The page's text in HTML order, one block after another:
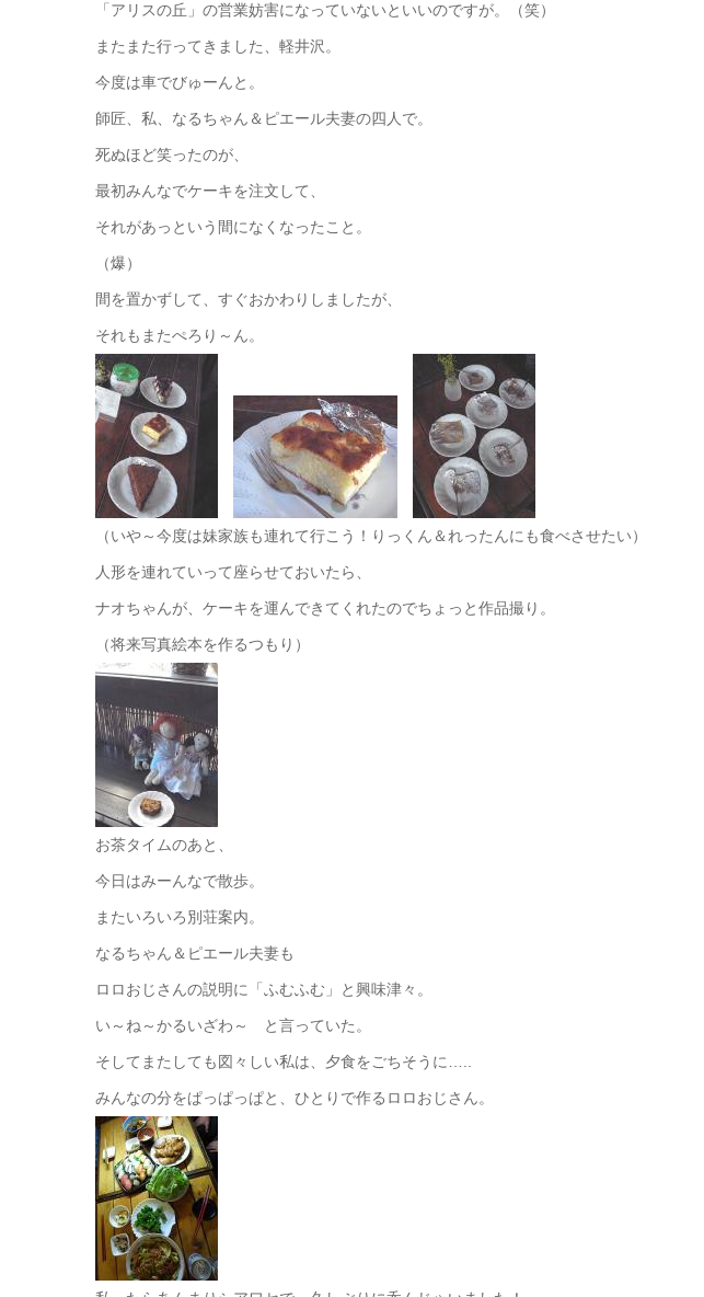
「アリスの丘」の営業妨害になっていないといいのですが。（笑）
またまた行ってきました、軽井沢。
今度は車でびゅーんと。
師匠、私、なるちゃん＆ピエール夫妻の四人で。
死ぬほど笑ったのが、
最初みんなでケーキを注文して、
それがあっという間になくなったこと。
（爆）
間を置かずして、すぐおかわりしましたが、
それもまたぺろり～ん。
（いや～今度は妹家族も連れて行こう！りっくん＆れったんにも食べさせたい）
人形を連れていって座らせておいたら、
ナオちゃんが、ケーキを運んできてくれたのでちょっと作品撮り。
（将来写真絵本を作るつもり）
お茶タイムのあと、
今日はみーんなで散歩。
またいろいろ別荘案内。
なるちゃん＆ピエール夫妻も
ロロおじさんの説明に「ふむふむ」と興味津々。
い～ね～かるいざわ～ と言っていた。
そしてまたしても図々しい私は、夕食をごちそうに…..
みんなの分をぱっぱっぱと、ひとりで作るロロおじさん。